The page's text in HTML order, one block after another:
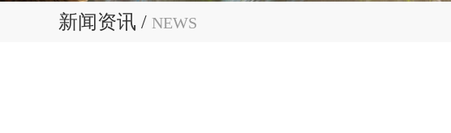
新闻资讯 / NEWS